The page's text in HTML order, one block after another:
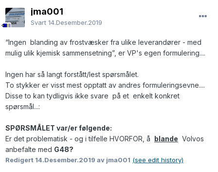
jma001
Svart 14.Desember.2019
“Ingen blanding av frostvæsker fra ulike leverandører - med
mulig ulik kjemisk sammensetning”, er VP's egen formulering....
Ingen har så langt forstått/lest spørsmålet.
To stykker er visst mest opptatt av andres formuleringsevne....
Disse to kan tydligvis ikke svare på et enkelt konkret
spørsmål...:
SPØRSMÅLET var/er følgende:
Er det problematisk - og i tilfelle HVORFOR, å blande Volvos
anbefalte med G48?
Redigert 14.Desember.2019 av jma001 (see edit history)